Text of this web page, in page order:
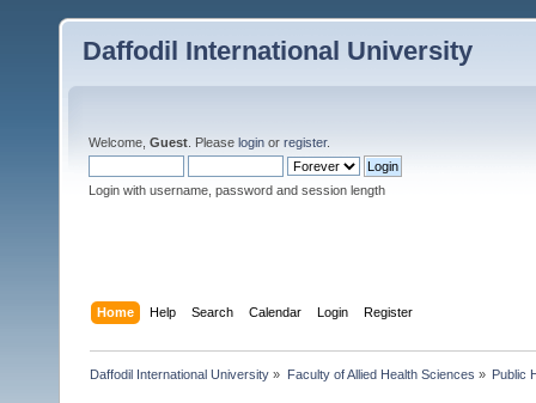
Daffodil International University
Welcome, Guest . Please login or register.
Login with username, password and session length
Home Help Search Calendar Login Register
Daffodil International University » Faculty of Allied Health Sciences » Public